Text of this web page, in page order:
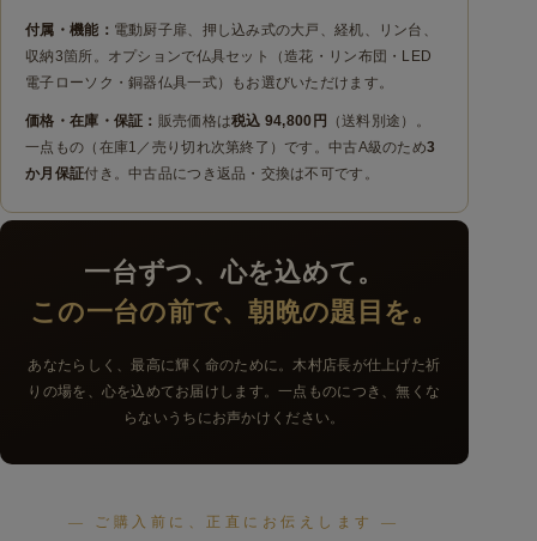
付属・機能： 電動厨子扉、押し込み式の大戸、経机、リン台、
収納3箇所。オプションで仏具セット（造花・リン布団・LED
電子ローソク・銅器仏具一式）もお選びいただけます。
価格・在庫・保証： 販売価格は税込 94,800円
（送料別途）。
一点もの（在庫1／売り切れ次第終了）です。中古A級のため3
か月保証付き。中古品につき返品・交換は不可です。
一台ずつ、心を込めて。
この一台の前で、朝晩の題目を。
あなたらしく、最高に輝く命のために。木村店長が仕上げた祈
りの場を、心を込めてお届けします。一点ものにつき、無くな
らないうちにお声かけください。
— ご購入前に、正直にお伝えします —